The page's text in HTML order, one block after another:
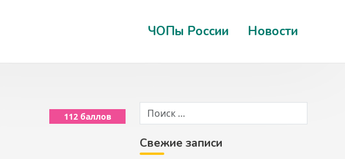
ЧОПы России Новости
112 баллов
Свежие записи